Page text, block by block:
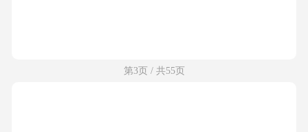
第3页 / 共55页